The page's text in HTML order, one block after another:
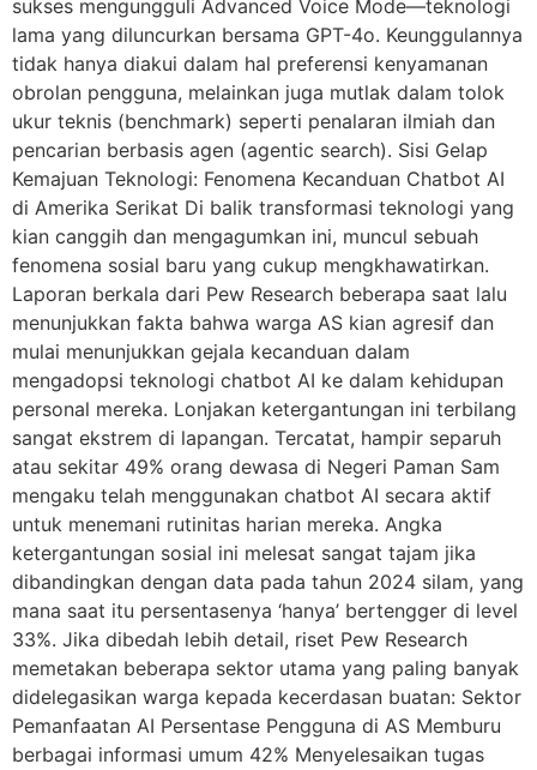
sukses mengungguli Advanced Voice Mode—teknologi
lama yang diluncurkan bersama GPT-4o. Keunggulannya
tidak hanya diakui dalam hal preferensi kenyamanan
obrolan pengguna, melainkan juga mutlak dalam tolok
ukur teknis (benchmark) seperti penalaran ilmiah dan
pencarian berbasis agen (agentic search). Sisi Gelap
Kemajuan Teknologi: Fenomena Kecanduan Chatbot AI
di Amerika Serikat Di balik transformasi teknologi yang
kian canggih dan mengagumkan ini, muncul sebuah
fenomena sosial baru yang cukup mengkhawatirkan.
Laporan berkala dari Pew Research beberapa saat lalu
menunjukkan fakta bahwa warga AS kian agresif dan
mulai menunjukkan gejala kecanduan dalam
mengadopsi teknologi chatbot AI ke dalam kehidupan
personal mereka. Lonjakan ketergantungan ini terbilang
sangat ekstrem di lapangan. Tercatat, hampir separuh
atau sekitar 49% orang dewasa di Negeri Paman Sam
mengaku telah menggunakan chatbot AI secara aktif
untuk menemani rutinitas harian mereka. Angka
ketergantungan sosial ini melesat sangat tajam jika
dibandingkan dengan data pada tahun 2024 silam, yang
mana saat itu persentasenya ‘hanya’ bertengger di level
33%. Jika dibedah lebih detail, riset Pew Research
memetakan beberapa sektor utama yang paling banyak
didelegasikan warga kepada kecerdasan buatan: Sektor
Pemanfaatan AI Persentase Pengguna di AS Memburu
berbagai informasi umum 42% Menyelesaikan tugas